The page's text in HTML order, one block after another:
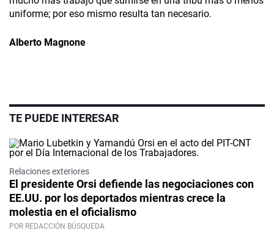
uniforme; por eso mismo resulta tan necesario.
Alberto Magnone
TE PUEDE INTERESAR
Relaciones exteriores
El presidente Orsi defiende las negociaciones con
EE.UU. por los deportados mientras crece la
molestia en el oficialismo
POR REDACCIÓN BÚSQUEDA